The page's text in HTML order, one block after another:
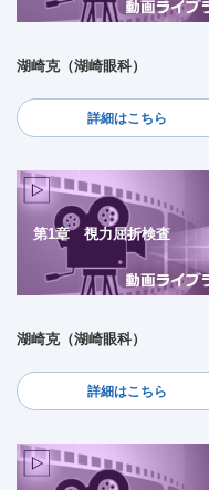
湖崎克（湖崎眼科）
詳細はこちら
第1章 視力屈折検査
湖崎克（湖崎眼科）
詳細はこちら